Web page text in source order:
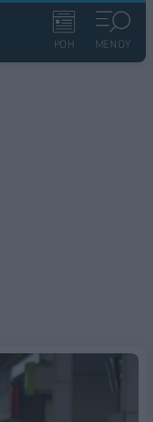
ΡΟΗ ΜΕΝΟΥ